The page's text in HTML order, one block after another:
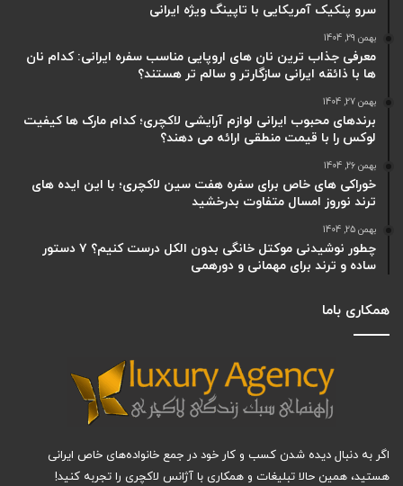
سرو پنکیک آمریکایی با تاپینگ ویژه ایرانی
بهمن 29, 1404
معرفی جذاب ترین نان های اروپایی مناسب سفره ایرانی: کدام نان
ها با ذائقه ایرانی سازگارتر و سالم تر هستند؟
بهمن 27, 1404
برندهای محبوب ایرانی لوازم آرایشی لاکچری؛ کدام مارک ها کیفیت
لوکس را با قیمت منطقی ارائه می دهند؟
بهمن 26, 1404
خوراکی های خاص برای سفره هفت سین لاکچری؛ با این ایده های
ترند نوروز امسال متفاوت بدرخشید
بهمن 25, 1404
چطور نوشیدنی موکتل خانگی بدون الکل درست کنیم؟ ۷ دستور
ساده و ترند برای مهمانی و دورهمی
همکاری باما
اگر به دنبال دیده شدن کسب و کار خود در جمع خانواده‌های خاص ایرانی
هستید، همین حالا تبلیغات و همکاری با آژانس لاکچری را تجربه کنید!